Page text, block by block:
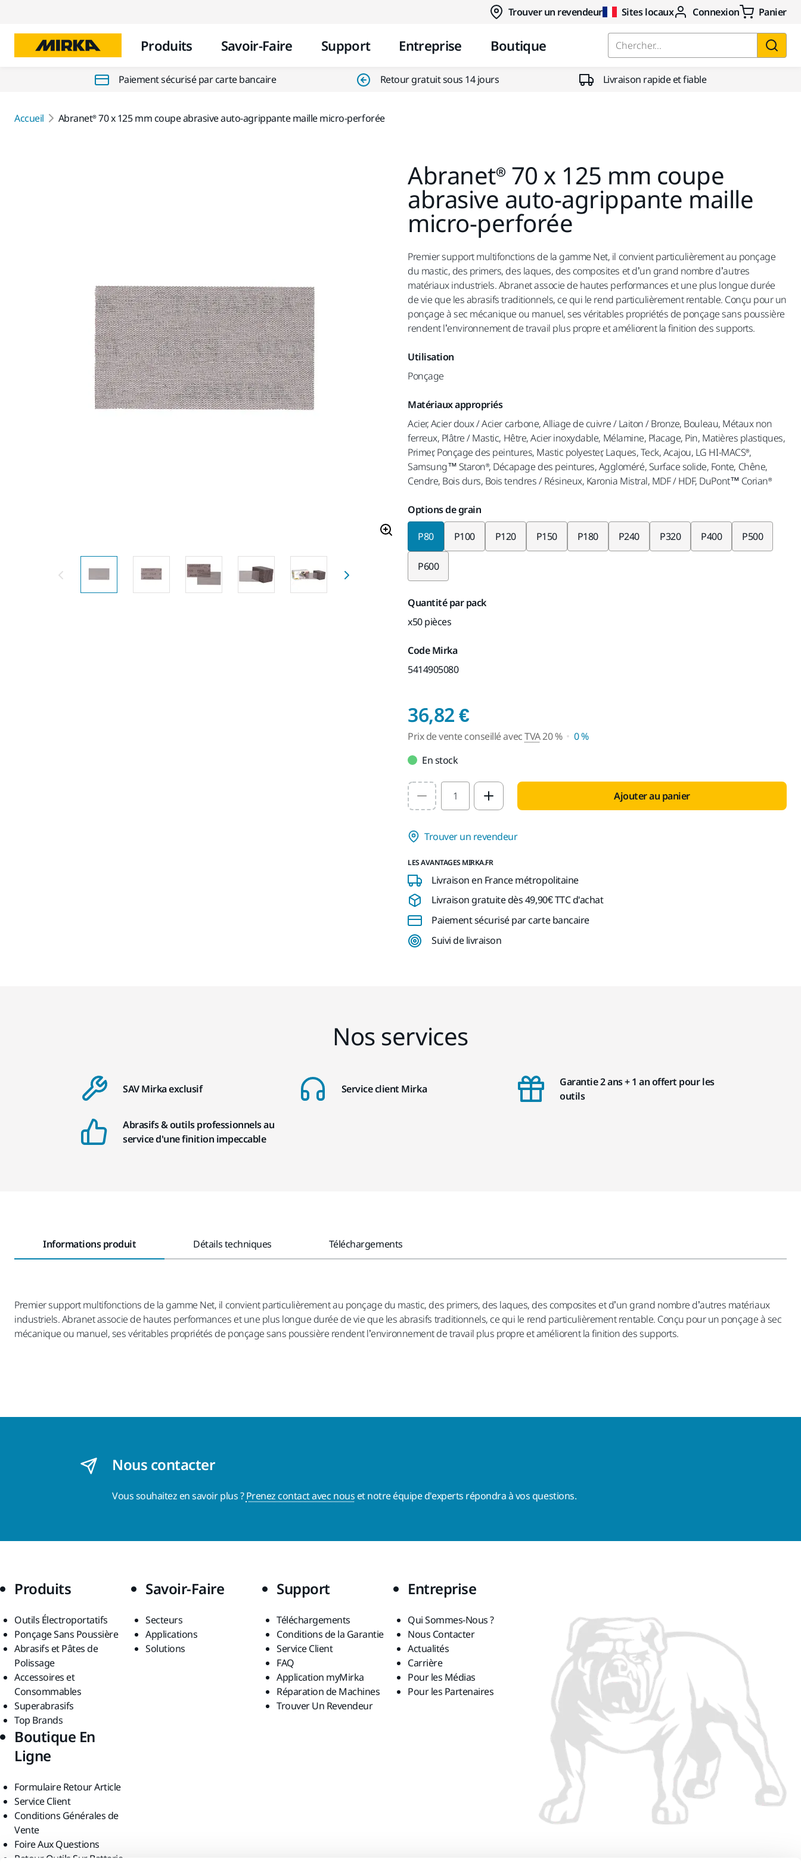
Trouver un revendeur Sites locaux Connexion Panier
Produits Savoir-Faire Support Entreprise Boutique Chercher...
Paiement sécurisé par carte bancaire Retour gratuit sous 14 jours Livraison rapide et fiable
Accueil Abranet® 70 x 125 mm coupe abrasive auto-agrippante maille micro-perforée
Abranet® 70 x 125 mm coupe
abrasive auto-agrippante maille
micro-perforée
Premier support multifonctions de la gamme Net, il convient particulièrement au ponçage
du mastic, des primers, des laques, des composites et d’un grand nombre d’autres
matériaux industriels. Abranet associe de hautes performances et une plus longue durée
de vie que les abrasifs traditionnels, ce qui le rend particulièrement rentable. Conçu pour un
ponçage à sec mécanique ou manuel, ses véritables propriétés de ponçage sans poussière
rendent l’environnement de travail plus propre et améliorent la finition des supports.
Utilisation
Ponçage
Matériaux appropriés
Acier, Acier doux / Acier carbone, Alliage de cuivre / Laiton / Bronze, Bouleau, Métaux non
ferreux, Plâtre / Mastic, Hêtre, Acier inoxydable, Mélamine, Placage, Pin, Matières plastiques,
Primer, Ponçage des peintures, Mastic polyester, Laques, Teck, Acajou, LG HI-MACS®,
Samsung™ Staron®, Décapage des peintures, Aggloméré, Surface solide, Fonte, Chêne,
Cendre, Bois durs, Bois tendres / Résineux, Karonia Mistral, MDF / HDF, DuPont™ Corian®
Options de grain
P80 P100 P120 P150 P180 P240 P320 P400 P500
P600
Quantité par pack
x50 pièces
Code Mirka
5414905080
36,82 €Prix de vente conseillé avec TVA 20
Prix de vente conseillé avecTVA20 %
0 %
En stock
Select quantity value Ajouter au panier
Trouver un revendeur
LES AVANTAGES MIRKA.FR
Livraison en France métropolitaine
Livraison gratuite dès 49,90€ TTC d'achat
Paiement sécurisé par carte bancaire
Suivi de livraison
Nos services
SAV Mirka exclusif Service client Mirka
Garantie 2 ans + 1 an offert pour les
outils
Abrasifs & outils professionnels au
service d'une finition impeccable
Informations produit Détails techniques Téléchargements
Premier support multifonctions de la gamme Net, il convient particulièrement au ponçage du mastic, des primers, des laques, des composites et d’un grand nombre d’autres matériaux
industriels. Abranet associe de hautes performances et une plus longue durée de vie que les abrasifs traditionnels, ce qui le rend particulièrement rentable. Conçu pour un ponçage à sec
mécanique ou manuel, ses véritables propriétés de ponçage sans poussière rendent l’environnement de travail plus propre et améliorent la finition des supports.
Nous contacter
Vous souhaitez en savoir plus ?Prenez contact avec nous et notre équipe d'experts répondra à vos questions.
Produits
Outils Électroportatifs
Ponçage Sans Poussière
Abrasifs et Pâtes de
Polissage
Accessoires et
Consommables
Superabrasifs
Top Brands
Savoir-Faire
Secteurs
Applications
Solutions
Support
Téléchargements
Conditions de la Garantie
Service Client
FAQ
Application myMirka
Réparation de Machines
Trouver Un Revendeur
Entreprise
Qui Sommes-Nous ?
Nous Contacter
Actualités
Carrière
Pour les Médias
Pour les Partenaires
Boutique En
Ligne
Formulaire Retour Article
Service Client
Conditions Générales de
Vente
Foire Aux Questions
Retour Outils Sur Batterie